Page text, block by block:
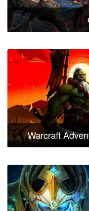
Warcraft